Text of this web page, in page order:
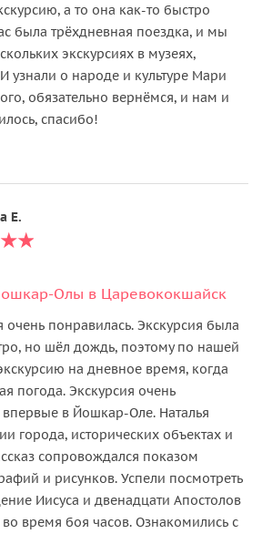
а то она как-то быстро
была трёхдневная поездка, и мы
экскурсиях в музеях,
узнали о народе и культуре Мари
обязательно вернёмся, и нам и
спасибо!
Е.
Олы в Царевококшайск
очень понравилась. Экскурсия была
но шёл дождь, поэтому по нашей
на дневное время, когда
погода. Экскурсия очень
в Йошкар-Оле. Наталья
города, исторических объектах и
сопровождался показом
и рисунков. Успели посмотреть
Иисуса и двенадцати Апостолов
время боя часов. Ознакомились с